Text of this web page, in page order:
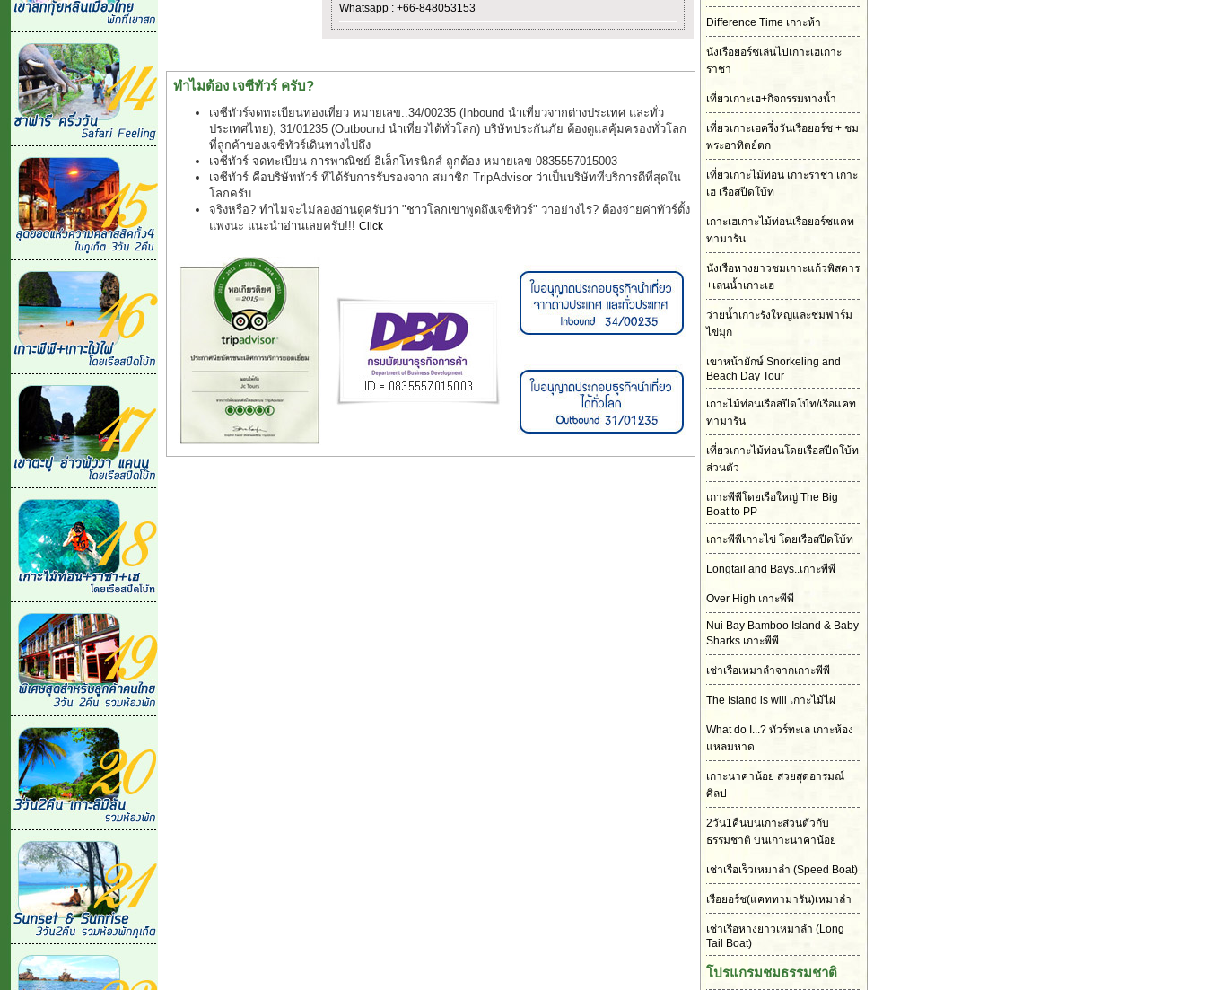
Whatsapp : +66-848053153
ทำไมต้อง เจซีทัวร์ ครับ?
เจซีทัวร์จดทะเบียนท่องเที่ยว หมายเลข..34/00235 (Inbound นำเที่ยวจากต่างประเทศ และทั่ว
ประเทศไทย), 31/01235 (Outbound นำเที่ยวได้ทั่วโลก) บริษัทประกันภัย ต้องดูแลคุ้มครองทั่วโลก
ที่ลูกค้าของเจซีทัวร์เดินทางไปถึง
เจซีทัวร์ จดทะเบียน การพาณิชย์ อิเล็กโทรนิกส์ ถูกต้อง หมายเลข 0835557015003
เจซีทัวร์ คือบริษัททัวร์ ที่ได้รับการรับรองจาก สมาชิก TripAdvisor ว่าเป็นบริษัทที่บริการดีที่สุดใน
โลกครับ.
จริงหรือ? ทำไมจะไม่ลองอ่านดูครับว่า "ชาวโลกเขาพูดถึงเจซีทัวร์" ว่าอย่างไร? ต้องจ่ายค่าทัวร์ตั้ง
แพงนะ แนะนำอ่านเลยครับ!!! Click
Difference Time เกาะห้า
นั่งเรือยอร์ชเล่นไปเกาะเฮเกาะ
ราชา
เที่ยวเกาะเฮ+กิจกรรมทางน้ำ
เที่ยวเกาะเฮครึ่งวันเรือยอร์ช + ชม
พระอาทิตย์ตก
เที่ยวเกาะไม้ท่อน เกาะราชา เกาะ
เฮ เรือสปีดโบ้ท
เกาะเฮเกาะไม้ท่อนเรือยอร์ชแคท
ทามารัน
นั่งเรือหางยาวชมเกาะแก้วพิสดาร
+เล่นน้ำเกาะเฮ
ว่ายน้ำเกาะรังใหญ่และชมฟาร์ม
ไข่มุก
เขาหน้ายักษ์ Snorkeling and
Beach Day Tour
เกาะไม้ท่อนเรือสปีดโบ้ท/เรือแคท
ทามารัน
เที่ยวเกาะไม้ท่อนโดยเรือสปีดโบ้ท
ส่วนตัว
เกาะพีพีโดยเรือใหญ่ The Big
Boat to PP
เกาะพีพีเกาะไข่ โดยเรือสปีดโบ้ท
Longtail and Bays..เกาะพีพี
Over High เกาะพีพี
Nui Bay Bamboo Island & Baby
Sharks เกาะพีพี
เช่าเรือเหมาลำจากเกาะพีพี
The Island is will เกาะไม้ไผ่
What do I...? ทัวร์ทะเล เกาะห้อง
แหลมหาด
เกาะนาคาน้อย สวยสุดอารมณ์
ศิลป
2วัน1คืนบนเกาะส่วนตัวกับ
ธรรมชาติ บนเกาะนาคาน้อย
เช่าเรือเร็วเหมาลำ (Speed Boat)
เรือยอร์ช(แคททามารัน)เหมาลำ
เช่าเรือหางยาวเหมาลำ (Long
Tail Boat)
โปรแกรมชมธรรมชาติ